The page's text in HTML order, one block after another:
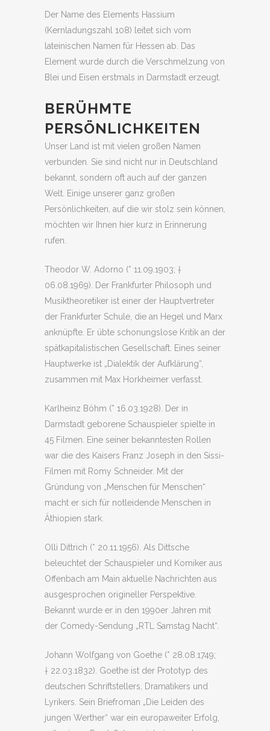
Der Name des Elements Hassium
(Kernladungszahl 108) leitet sich vom
lateinischen Namen für Hessen ab. Das
Element wurde durch die Verschmelzung von
Blei und Eisen erstmals in Darmstadt erzeugt.
BERÜHMTE
PERSÖNLICHKEITEN
Unser Land ist mit vielen großen Namen
verbunden. Sie sind nicht nur in Deutschland
bekannt, sondern oft auch auf der ganzen
Welt. Einige unserer ganz großen
Persönlichkeiten, auf die wir stolz sein können,
möchten wir Ihnen hier kurz in Erinnerung
rufen.
Theodor W. Adorno (* 11.09.1903; †
06.08.1969). Der Frankfurter Philosoph und
Musiktheoretiker ist einer der Hauptvertreter
der Frankfurter Schule, die an Hegel und Marx
anknüpfte. Er übte schonungslose Kritik an der
spätkapitalistischen Gesellschaft. Eines seiner
Hauptwerke ist „Dialektik der Aufklärung“,
zusammen mit Max Horkheimer verfasst.
Karlheinz Böhm (* 16.03.1928). Der in
Darmstadt geborene Schauspieler spielte in
45 Filmen. Eine seiner bekanntesten Rollen
war die des Kaisers Franz Joseph in den Sissi-
Filmen mit Romy Schneider. Mit der
Gründung von „Menschen für Menschen“
macht er sich für notleidende Menschen in
Äthiopien stark.
Olli Dittrich (* 20.11.1956). Als Dittsche
beleuchtet der Schauspieler und Komiker aus
Offenbach am Main aktuelle Nachrichten aus
ausgesprochen origineller Perspektive.
Bekannt wurde er in den 1990er Jahren mit
der Comedy-Sendung „RTL Samstag Nacht“.
Johann Wolfgang von Goethe (* 28.08.1749;
† 22.03.1832). Goethe ist der Prototyp des
deutschen Schriftstellers, Dramatikers und
Lyrikers. Sein Briefroman „Die Leiden des
jungen Werther“ war ein europaweiter Erfolg,